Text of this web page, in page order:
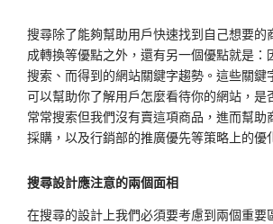
搜尋除了能夠幫助用戶快速找到自己想要的
成轉換等優點之外，還有另一個優點就是：
搜索、而得到的網站關鍵字趨勢。這些關鍵
可以幫助你了解用戶怎麼看待你的網站，是
常常搜索但我們沒有賣這項商品，進而幫助
採購，以及行銷部的推廣優先等策略上的優
搜尋設計應注意的兩個面相
在搜尋的設計上我們必須要考慮到兩個重要